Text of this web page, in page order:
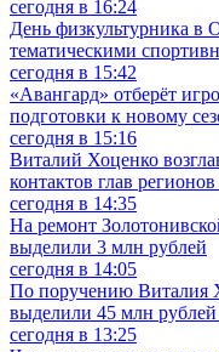
сегодня в 16:24
День физкультурника в
тематическими
сегодня в 15:42
«Авангард» отберёт
подготовки к новому
сегодня в 15:16
Виталий Хоценко
контактов глав
сегодня в 14:35
На ремонт
выделили 3 млн рублей
сегодня в 14:05
По поручению Виталия
выделили 45 млн рублей
сегодня в 13:25